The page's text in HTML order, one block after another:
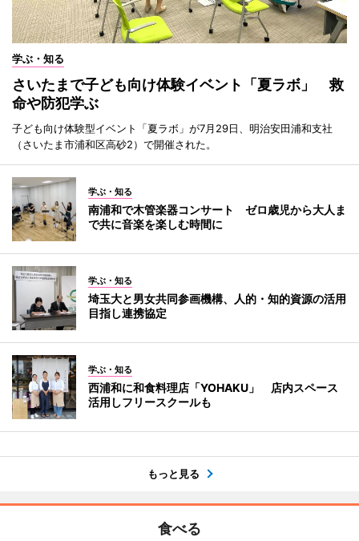
学ぶ・知る
さいたまで子ども向け体験イベント「夏ラボ」 救
命や防犯学ぶ
子ども向け体験型イベント「夏ラボ」が7月29日、明治安田浦和支社
（さいたま市浦和区高砂2）で開催された。
学ぶ・知る
南浦和で木管楽器コンサート ゼロ歳児から大人ま
で共に音楽を楽しむ時間に
学ぶ・知る
埼玉大と男女共同参画機構、人的・知的資源の活用
目指し連携協定
学ぶ・知る
西浦和に和食料理店「YOHAKU」 店内スペース
活用しフリースクールも
もっと見る
食べる